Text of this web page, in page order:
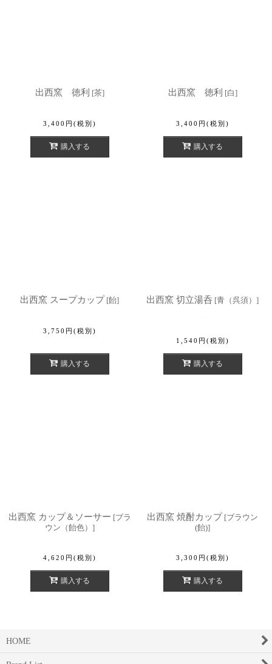
出西窯 徳利 [茶]
3,400 円 (税別)
購入する
出西窯 徳利 [白]
3,400 円 (税別)
購入する
出西窯 スープカップ [飴]
3,750 円 (税別)
購入する
出西窯 切立湯呑 [青（呉須） ]
1,540 円 (税別)
購入する
出西窯 カップ＆ソーサー [ブラ
ウン（飴色） ]
4,620 円 (税別)
購入する
出西窯 焼酎カップ [ブラウン
(飴)]
3,300 円 (税別)
購入する
HOME